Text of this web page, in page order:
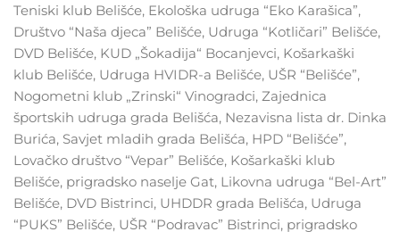
Teniski klub Belišće, Ekološka udruga “Eko Karašica”,
Društvo “Naša djeca” Belišće, Udruga “Kotličari” Belišće,
DVD Belišće, KUD „Šokadija“ Bocanjevci, Košarkaški
klub Belišće, Udruga HVIDR-a Belišće, UŠR “Belišće”,
Nogometni klub „Zrinski“ Vinogradci, Zajednica
športskih udruga grada Belišća, Nezavisna lista dr. Dinka
Burića, Savjet mladih grada Belišća, HPD “Belišće”,
Lovačko društvo “Vepar” Belišće, Košarkaški klub
Belišće, prigradsko naselje Gat, Likovna udruga “Bel-Art”
Belišće, DVD Bistrinci, UHDDR grada Belišća, Udruga
“PUKS” Belišće, UŠR “Podravac” Bistrinci, prigradsko